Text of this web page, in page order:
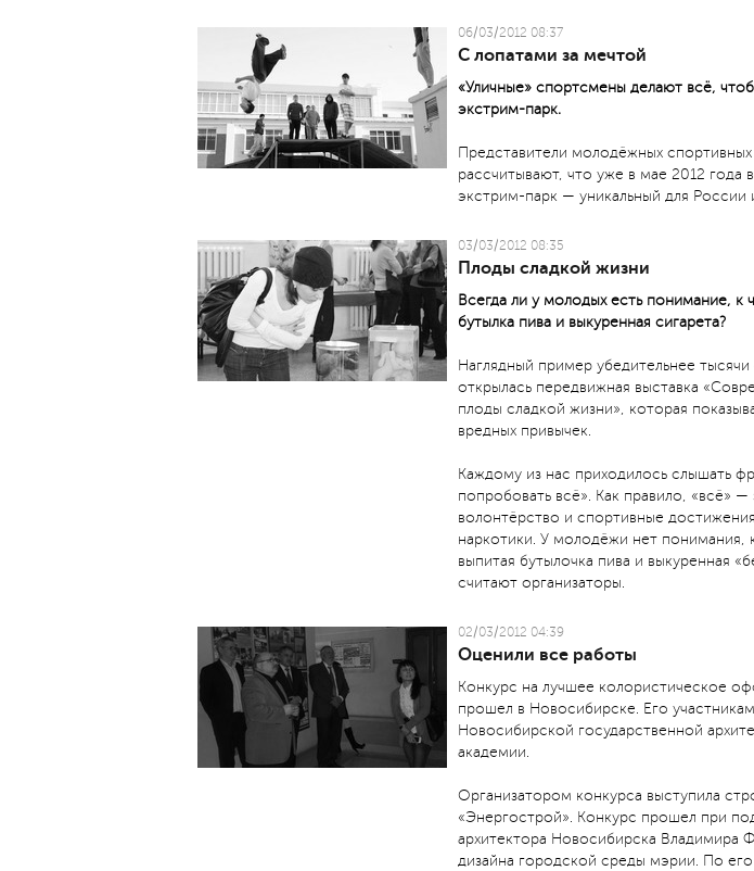
06/03/2012 08:37
С лопатами за мечтой
«Уличные» спортсмены делают всё,
экстрим-парк.
Представители молодёжных
рассчитывают, что уже в мае 2012 года
экстрим-парк — уникальный для России
03/03/2012 08:35
Плоды сладкой жизни
Всегда ли у молодых есть понимание, к
бутылка пива и выкуренная сигарета?
Наглядный пример убедительнее
открылась передвижная выставка
плоды сладкой жизни», которая
вредных привычек.
Каждому из нас приходилось слышать
попробовать всё». Как правило, «всё»
волонтёрство и спортивные
наркотики. У молодёжи нет понимания,
выпитая бутылочка пива и выкуренная
считают организаторы.
02/03/2012 04:39
Оценили все работы
Конкурс на лучшее колористическое
прошел в Новосибирске. Его
Новосибирской государственной
академии.
Организатором конкурса выступила
«Энергострой». Конкурс прошел при
архитектора Новосибирска Владимира
дизайна городской среды мэрии. По